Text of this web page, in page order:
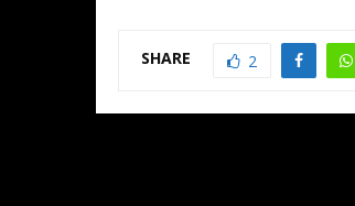
SHARE 2